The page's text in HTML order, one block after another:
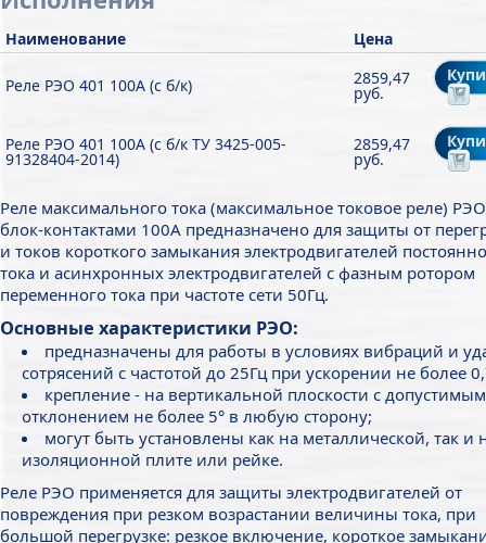
Наименование Цена
Реле РЭО 401 100А (с б/к) 2859,47
руб.
Реле РЭО 401 100А (с б/к ТУ 3425-005-
91328404-2014)
2859,47
руб.
Реле максимального тока (максимальное токовое реле)
блок-контактами 100А предназначено для защиты от
и токов короткого замыкания электродвигателей
тока и асинхронных электродвигателей с фазным ротором
переменного тока при частоте сети 50Гц.
Основные характеристики РЭО:
предназначены для работы в условиях вибраций и
сотрясений с частотой до 25Гц при ускорении не более
крепление - на вертикальной плоскости с допустимым
отклонением не более 5° в любую сторону;
могут быть установлены как на металлической, так и
изоляционной плите или рейке.
Реле РЭО применяется для защиты электродвигателей от
повреждения при резком возрастании величины тока, при
большой перегрузке: резкое включение, короткое